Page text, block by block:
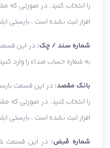
را انتخاب کنید. در صورتی که
افزار ثبت نشده است ، بایستی
شماره سند / چک: در این
به شماره حساب مبداء را وارد
بانک مقصد: در این قسمت
را انتخاب کنید. در صورتی
افزار ثبت نشده است ، بایستی
شماره قبض: در این قسمت